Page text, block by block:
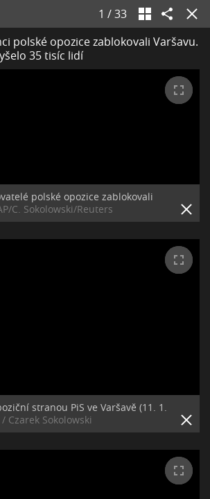
1 /33
polské opozice zablokovali Varšavu.
35 tisíc lidí
polské opozice zablokovali
C. Sokolowski/Reuters
stranou PiS ve Varšavě (11. 1.
/ Czarek Sokolowski